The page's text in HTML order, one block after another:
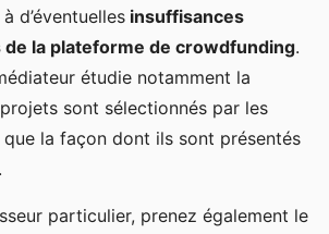
d’éventuelles insuffisances
la plateforme de crowdfunding.
étudie notamment la
sont sélectionnés par les
la façon dont ils sont présentés
particulier, prenez également le